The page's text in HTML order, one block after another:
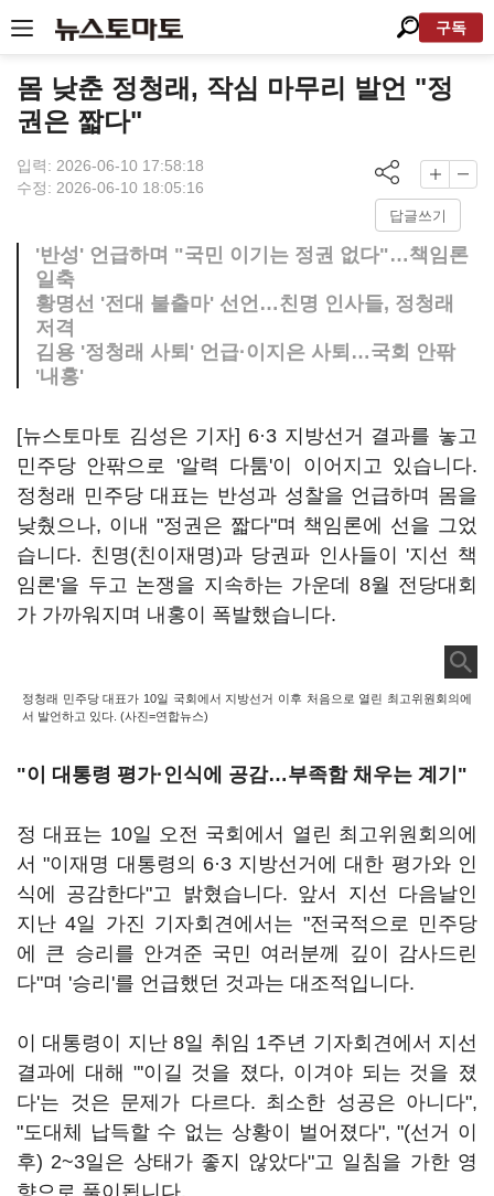
구독
몸 낮춘 정청래, 작심 마무리 발언 "정
권은 짧다"
입력: 2026-06-10 17:58:18
수정: 2026-06-10 18:05:16
답글쓰기
'반성' 언급하며 "국민 이기는 정권 없다"…책임론
일축
황명선 '전대 불출마' 선언…친명 인사들, 정청래
저격
김용 '정청래 사퇴' 언급·이지은 사퇴…국회 안팎
'내홍'
[뉴스토마토 김성은 기자] 6·3 지방선거 결과를 놓고
민주당 안팎으로 '알력 다툼'이 이어지고 있습니다.
정청래 민주당 대표는 반성과 성찰을 언급하며 몸을
낮췄으나, 이내 "정권은 짧다"며 책임론에 선을 그었
습니다. 친명(친이재명)과 당권파 인사들이 '지선 책
임론'을 두고 논쟁을 지속하는 가운데 8월 전당대회
가 가까워지며 내홍이 폭발했습니다.
정청래 민주당 대표가 10일 국회에서 지방선거 이후 처음으로 열린 최고위원회의에
서 발언하고 있다. (사진=연합뉴스)
"이 대통령 평가·인식에 공감…부족함 채우는 계기"
정 대표는 10일 오전 국회에서 열린 최고위원회의에
서 "이재명 대통령의 6·3 지방선거에 대한 평가와 인
식에 공감한다"고 밝혔습니다. 앞서 지선 다음날인
지난 4일 가진 기자회견에서는 "전국적으로 민주당
에 큰 승리를 안겨준 국민 여러분께 깊이 감사드린
다"며 '승리'를 언급했던 것과는 대조적입니다.
이 대통령이 지난 8일 취임 1주년 기자회견에서 지선
결과에 대해 "'이길 것을 졌다, 이겨야 되는 것을 졌
다'는 것은 문제가 다르다. 최소한 성공은 아니다",
"도대체 납득할 수 없는 상황이 벌어졌다", "(선거 이
후) 2~3일은 상태가 좋지 않았다"고 일침을 가한 영
향으로 풀이됩니다.